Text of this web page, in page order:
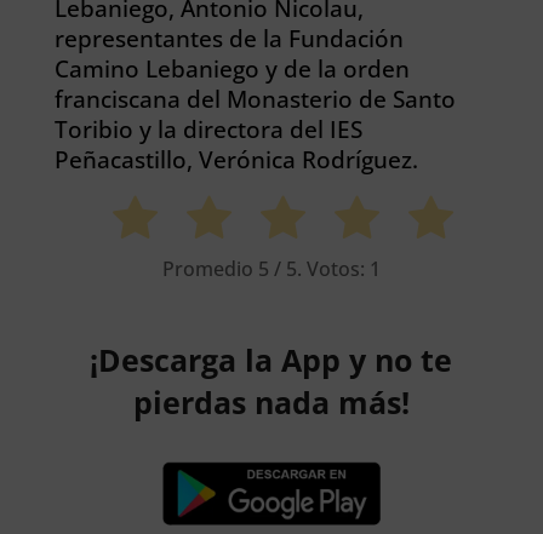
Lebaniego, Antonio Nicolau,
representantes de la Fundación
Camino Lebaniego y de la orden
franciscana del Monasterio de Santo
Toribio y la directora del IES
Peñacastillo, Verónica Rodríguez.
Promedio 5 / 5. Votos: 1
¡Descarga la App y no te
pierdas nada más!